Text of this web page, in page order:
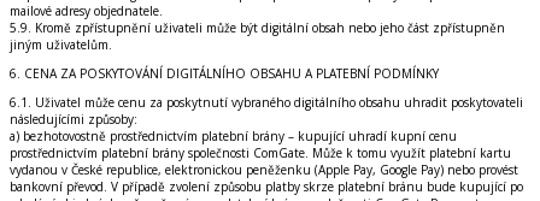
mailové adresy objednatele.
5.9. Kromě zpřístupnění uživateli může být digitální obsah nebo jeho část zpřístupněn
jiným uživatelům.
6. CENA ZA POSKYTOVÁNÍ DIGITÁLNÍHO OBSAHU A PLATEBNÍ PODMÍNKY
6.1. Uživatel může cenu za poskytnutí vybraného digitálního obsahu uhradit poskytovateli
následujícími způsoby:
a) bezhotovostně prostřednictvím platební brány – kupující uhradí kupní cenu
prostřednictvím platební brány společnosti ComGate. Může k tomu využít platební kartu
vydanou v České republice, elektronickou peněženku (Apple Pay, Google Pay) nebo provést
bankovní převod. V případě zvolení způsobu platby skrze platební bránu bude kupující po